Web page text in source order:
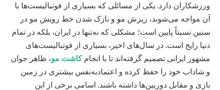
ورزشکاران دارد. یکی از مسائلی که بسیاری از فوتبالیست‌ها با
آن مواجه می‌شوند، ریزش مو و نازک شدن خط رویش مو در
سنین نسبتاً پایین است؛ مشکلی که نه‌تنها در ایران، بلکه در تمام
دنیا رایج است. در سال‌های اخیر، بسیاری از فوتبالیست‌های
مشهور ایرانی تصمیم گرفته‌اند تا با انجامکاشت مو، ظاهر جوان
و شاداب خود را حفظ کرده و اعتمادبه‌نفس بیشتری در زمین
بازی و مقابل دوربین‌ها داشته باشند. اسامی برخی از این